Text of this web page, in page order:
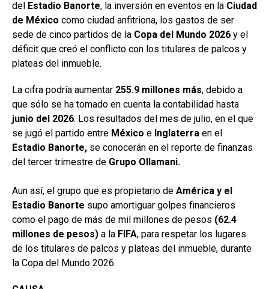
del Estadio Banorte, la inversión en eventos en la Ciudad
de México como ciudad anfitriona, los gastos de ser
sede de cinco partidos de la Copa del Mundo 2026 y el
déficit que creó el conflicto con los titulares de palcos y
plateas del inmueble.
La cifra podría aumentar 255.9 millones más, debido a
que sólo se ha tomado en cuenta la contabilidad hasta
junio del 2026. Los resultados del mes de julio, en el que
se jugó el partido entre México e Inglaterra en el
Estadio Banorte, se conocerán en el reporte de finanzas
del tercer trimestre de Grupo Ollamani.
Aun así, el grupo que es propietario de América y el
Estadio Banorte supo amortiguar golpes financieros
como el pago de más de mil millones de pesos (62.4
millones de pesos) a la FIFA, para respetar los lugares
de los titulares de palcos y plateas del inmueble, durante
la Copa del Mundo 2026.